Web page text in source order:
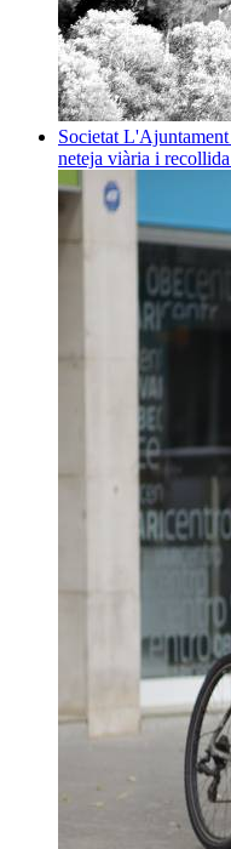
Societat L'Ajuntament
neteja viària i